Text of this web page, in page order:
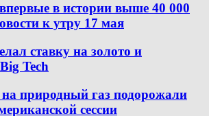
в истории выше 40 000
к утру 17 мая
ставку на золото и
Tech
природный газ подорожали
сессии